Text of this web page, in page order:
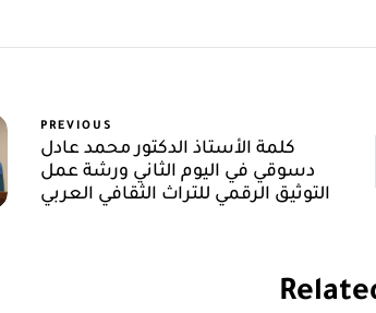
PREVIOUS
كلمة الأستاذ الدكتور محمد عادل
دسوقي في اليوم الثاني ورشة عمل
التوثيق الرقمي للتراث الثقافي العربي